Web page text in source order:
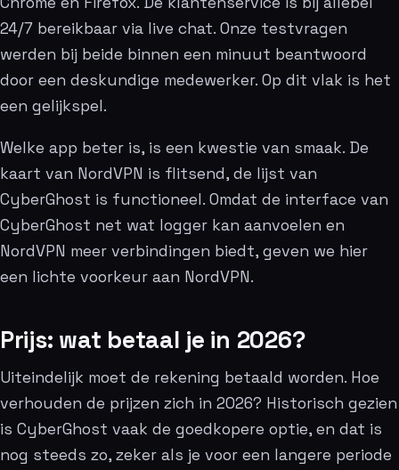
24/7 bereikbaar via live chat. Onze testvragen
werden bij beide binnen een minuut beantwoord
door een deskundige medewerker. Op dit vlak is het
een gelijkspel.
Welke app beter is, is een kwestie van smaak. De
kaart van NordVPN is flitsend, de lijst van
CyberGhost is functioneel. Omdat de interface van
CyberGhost net wat logger kan aanvoelen en
NordVPN meer verbindingen biedt, geven we hier
een lichte voorkeur aan NordVPN.
Prijs: wat betaal je in 2026?
Uiteindelijk moet de rekening betaald worden. Hoe
verhouden de prijzen zich in 2026? Historisch gezien
is CyberGhost vaak de goedkopere optie, en dat is
nog steeds zo, zeker als je voor een langere periode